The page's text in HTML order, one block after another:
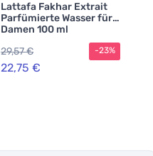
Lattafa Fakhar Extrait
Parfümierte Wasser für
Damen 100 ml
29,57 €
22,75 €
-23%